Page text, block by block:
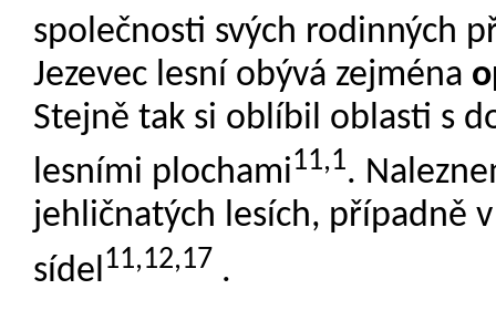
společnosti svých rodinných
Jezevec lesní obývá zejména
Stejně tak si oblíbil oblasti s
lesními plochami11,1.
jehličnatých lesích, případně
sídel11,12,17 .